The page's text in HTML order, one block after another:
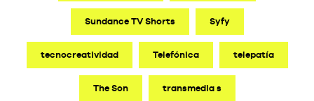
Sundance TV Shorts Syfy
tecnocreatividad Telefónica telepatía
The Son transmedia s